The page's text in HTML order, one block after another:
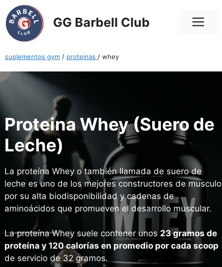
Saltar
al
contenido
GG Barbell Club
suplementos gym / proteinas / whey
Proteina Whey (Suero de
Leche)
La proteína Whey o también llamada de suero de
leche es uno de los mejores constructores de musculo
por su alta biodisponibilidad y cadenas de
aminoácidos que promueven el desarrollo muscular.
La proteína Whey suele contener unos23 gramos de
proteína y 120 calorías en promedio por cada scoop
de servicio de 32 gramos.